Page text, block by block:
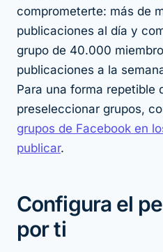
comprometerte: más de
publicaciones al día y
grupo de 40.000
publicaciones a la
Para una forma repetible
preseleccionar grupos,
grupos de Facebook en
publicar.
Configura el
por ti